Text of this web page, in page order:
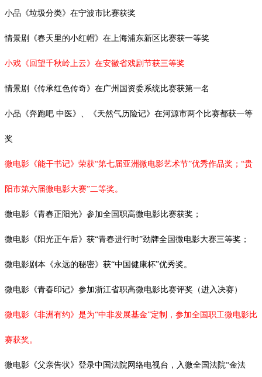
小品《垃圾分类》在宁波市比赛获奖
情景剧《春天里的小红帽》在上海浦东新区比赛获一等奖
小戏《回望千秋岭上云》在安徽省戏剧节获三等奖
情景剧《传承红色传奇》在广州国资委系统比赛获第一名
小品《奔跑吧 中医》、《天然气历险记》在河源市两个比赛都获一等
奖
微电影《能干书记》荣获“第七届亚洲微电影艺术节”优秀作品奖；“贵
阳市第六届微电影大赛”二等奖。
微电影《青春正阳光》参加全国职高微电影比赛获奖；
微电影《阳光正午后》获“青春进行时”劲牌全国微电影大赛三等奖；
微电影剧本《永远的秘密》获“中国健康杯”优秀奖。
微电影《青春印记》参加浙江省职高微电影比赛评奖（进入决赛）
微电影《非洲有约》是为“中非发展基金”定制，参加全国职工微电影比
赛获奖。
微电影《父亲告状》登录中国法院网络电视台，入微全国法院“金法